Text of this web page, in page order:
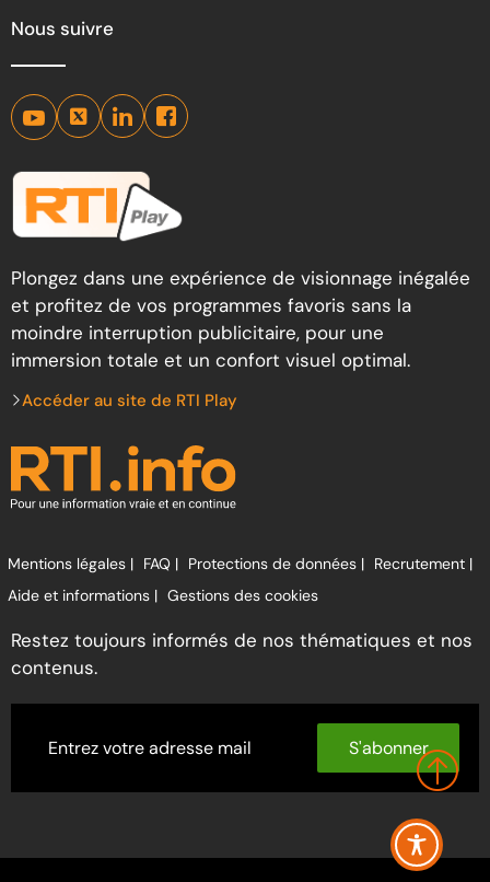
Nous suivre
Plongez dans une expérience de visionnage inégalée
et profitez de vos programmes favoris sans la
moindre interruption publicitaire, pour une
immersion totale et un confort visuel optimal.
Accéder au site de RTI Play
Mentions légales | FAQ | Protections de données | Recrutement |
Aide et informations | Gestions des cookies
Restez toujours informés de nos thématiques et nos
contenus.
S'abonner